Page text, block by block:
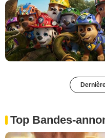
Top Bandes-